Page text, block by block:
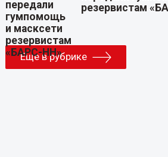
резервистам
Еще в рубрике